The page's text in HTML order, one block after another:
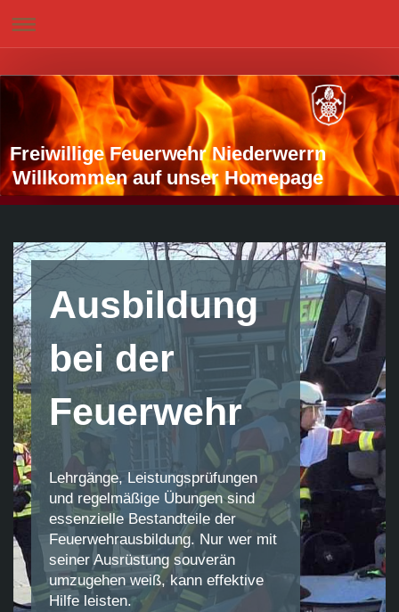
Freiwillige Feuerwehr Niederwerrn
Willkommen auf unser Homepage
Ausbildung
bei der
Feuerwehr
Lehrgänge, Leistungsprüfungen
und regelmäßige Übungen sind
essenzielle Bestandteile der
Feuerwehrausbildung. Nur wer mit
seiner Ausrüstung souverän
umzugehen weiß, kann effektive
Hilfe leisten.